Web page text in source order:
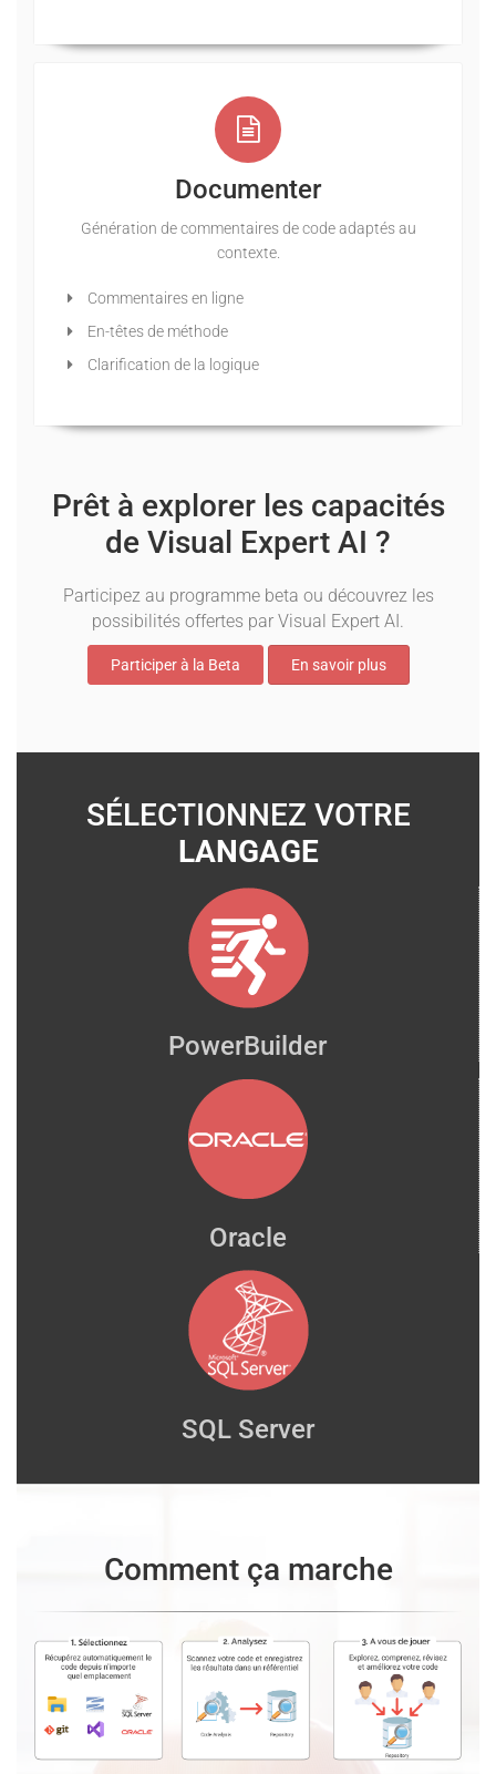
Documenter
Génération de commentaires de code adaptés au
contexte.
Commentaires en ligne
En-têtes de méthode
Clarification de la logique
Prêt à explorer les capacités
de Visual Expert AI ?
Participez au programme beta ou découvrez les
possibilités offertes par Visual Expert AI.
Participer à la Beta En savoir plus
SÉLECTIONNEZ VOTRE
LANGAGE
PowerBuilder
Oracle
SQL Server
Comment ça marche